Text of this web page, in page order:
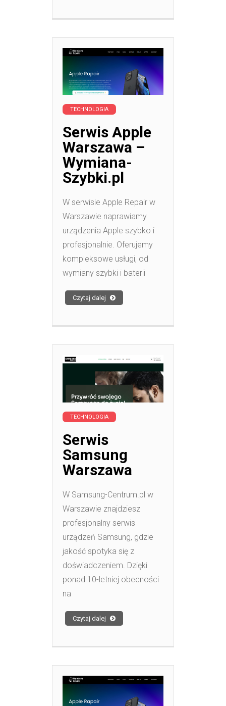
TECHNOLOGIA
Serwis Apple
Warszawa –
Wymiana-
Szybki.pl
W serwisie Apple Repair w
Warszawie naprawiamy
urządzenia Apple szybko i
profesjonalnie. Oferujemy
kompleksowe usługi, od
wymiany szybki i baterii
Czytaj dalej
TECHNOLOGIA
Serwis
Samsung
Warszawa
W Samsung-Centrum.pl w
Warszawie znajdziesz
profesjonalny serwis
urządzeń Samsung, gdzie
jakość spotyka się z
doświadczeniem. Dzięki
ponad 10-letniej obecności
na
Czytaj dalej